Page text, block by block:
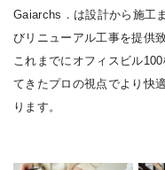
Gaiarchs．は設計から施工
びリニューアル工事を提供致
これまでにオフィスビル
てきたプロの視点でより快
ります。